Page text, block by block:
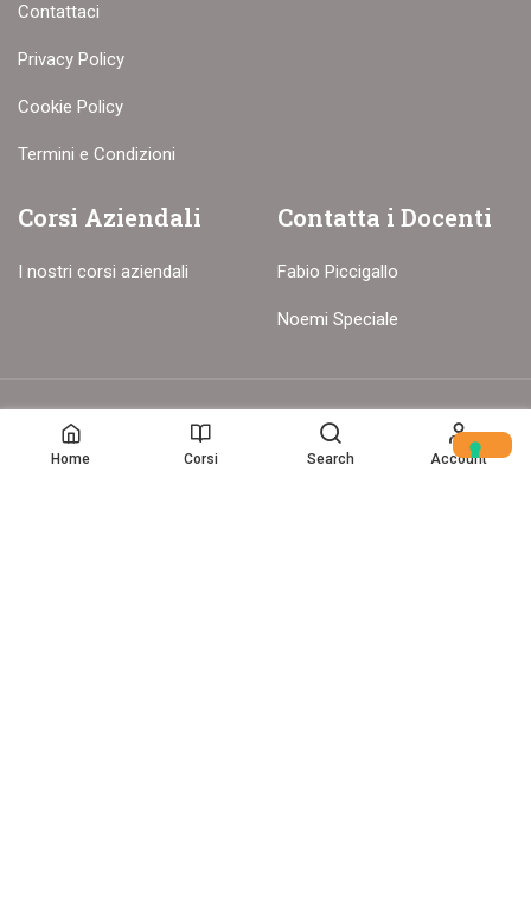
Contattaci
Privacy Policy
Cookie Policy
Termini e Condizioni
Corsi Aziendali
I nostri corsi aziendali
Contatta i Docenti
Fabio Piccigallo
Noemi Speciale
© Copyright – 2017-26 Delion srls – Tutti i diritti riservati
Home Corsi Search Account